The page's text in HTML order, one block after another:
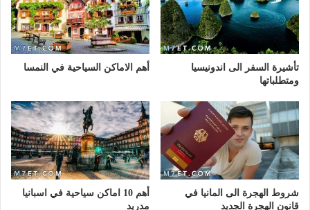
تأشيرة السفر الى اندونيسيا
ومتطلباتها
أهم الاماكن السياحية في النمسا
شروط الهجرة الى المانيا في
قانون الهجرة الجديد
أهم 10 اماكن سياحية في اسبانيا
مدريد